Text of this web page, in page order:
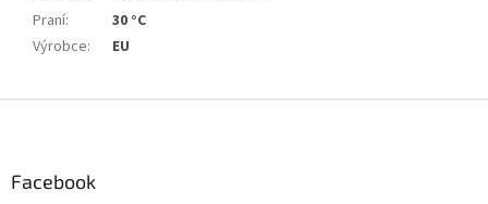
Praní:
30 °C
Výrobce: EU
Facebook